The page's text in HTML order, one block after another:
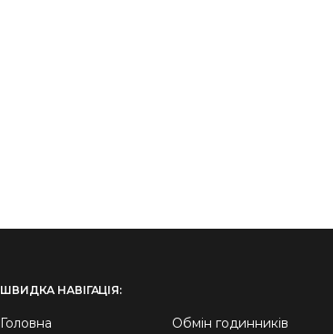
ШВИДКА НАВІГАЦІЯ:
Головна Обмін годинників